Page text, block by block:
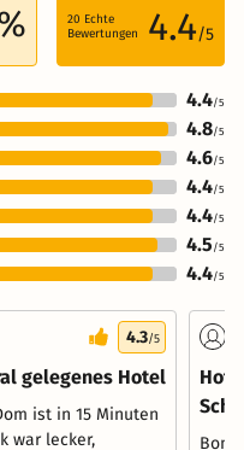
20 Echte
Bewertungen
4.4/5
4.4/5
4.8/5
4.6/5
4.4/5
4.4/5
4.5 /5
4.4/5
4.3/5
gelegenes Hotel
ist in 15 Minuten
war lecker,